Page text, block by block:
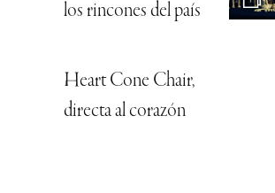
los rincones del país
Heart Cone Chair,
directa al corazón